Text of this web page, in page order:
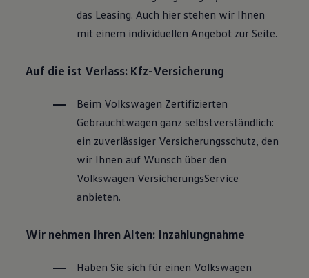
das Leasing. Auch hier stehen wir Ihnen
mit einem individuellen Angebot zur Seite.
Auf die ist Verlass: Kfz-Versicherung
Beim Volkswagen Zertifizierten
Gebrauchtwagen ganz selbstverständlich:
ein zuverlässiger Versicherungsschutz, den
wir Ihnen auf Wunsch über den
Volkswagen VersicherungsService
anbieten.
Wir nehmen Ihren Alten: Inzahlungnahme
Haben Sie sich für einen Volkswagen